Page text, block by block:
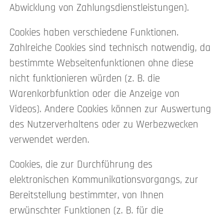
Abwicklung von Zahlungsdienstleistungen).
Cookies haben verschiedene Funktionen.
Zahlreiche Cookies sind technisch notwendig, da
bestimmte Webseitenfunktionen ohne diese
nicht funktionieren würden (z. B. die
Warenkorbfunktion oder die Anzeige von
Videos). Andere Cookies können zur Auswertung
des Nutzerverhaltens oder zu Werbezwecken
verwendet werden.
Cookies, die zur Durchführung des
elektronischen Kommunikationsvorgangs, zur
Bereitstellung bestimmter, von Ihnen
erwünschter Funktionen (z. B. für die